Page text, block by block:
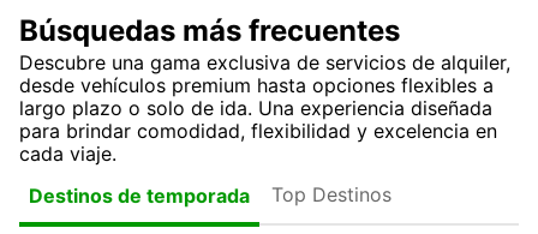
Búsquedas más frecuentes
Descubre una gama exclusiva de servicios de alquiler,
desde vehículos premium hasta opciones flexibles a
largo plazo o solo de ida. Una experiencia diseñada
para brindar comodidad, flexibilidad y excelencia en
cada viaje.
Destinos de temporada
Top Destinos